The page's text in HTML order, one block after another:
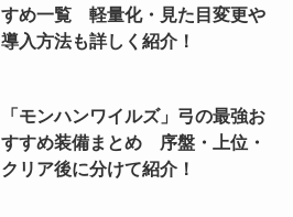
すめ一覧 軽量化・見た目変更や
導入方法も詳しく紹介！
「モンハンワイルズ」弓の最強お
すすめ装備まとめ 序盤・上位・
クリア後に分けて紹介！